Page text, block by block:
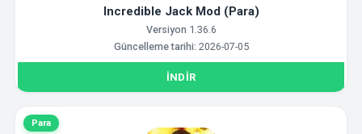
Incredible Jack Mod (Para)
Versiyon 1.36.6
Güncelleme tarihi: 2026-07-05
İNDIR
Para